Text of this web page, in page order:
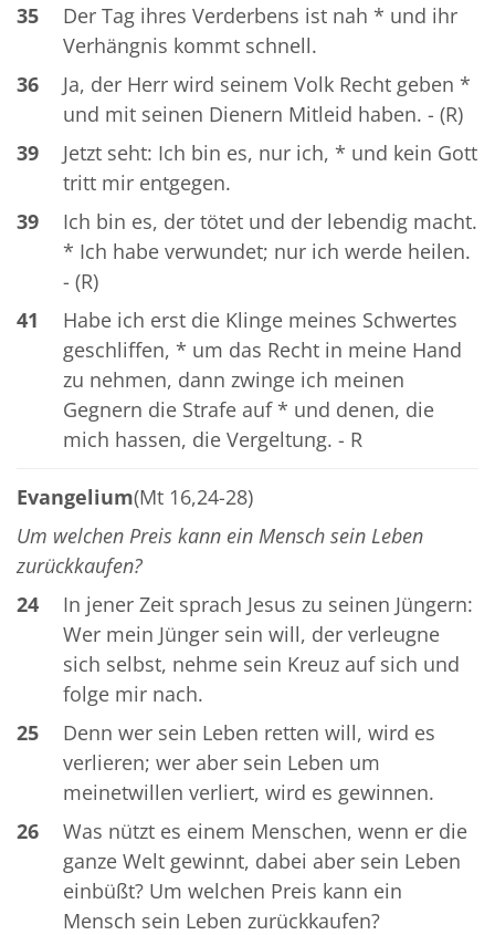
35
Der Tag ihres Verderbens ist nah * und ihr
Verhängnis kommt schnell.
36
Ja, der Herr wird seinem Volk Recht geben *
und mit seinen Dienern Mitleid haben. - (R)
39
Jetzt seht: Ich bin es, nur ich, * und kein Gott
tritt mir entgegen.
39
Ich bin es, der tötet und der lebendig macht.
* Ich habe verwundet; nur ich werde heilen.
- (R)
41
Habe ich erst die Klinge meines Schwertes
geschliffen, * um das Recht in meine Hand
zu nehmen, dann zwinge ich meinen
Gegnern die Strafe auf * und denen, die
mich hassen, die Vergeltung. - R
Evangelium(Mt 16,24-28)
Um welchen Preis kann ein Mensch sein Leben
zurückkaufen?
24
In jener Zeit sprach Jesus zu seinen Jüngern:
Wer mein Jünger sein will, der verleugne
sich selbst, nehme sein Kreuz auf sich und
folge mir nach.
25
Denn wer sein Leben retten will, wird es
verlieren; wer aber sein Leben um
meinetwillen verliert, wird es gewinnen.
26
Was nützt es einem Menschen, wenn er die
ganze Welt gewinnt, dabei aber sein Leben
einbüßt? Um welchen Preis kann ein
Mensch sein Leben zurückkaufen?